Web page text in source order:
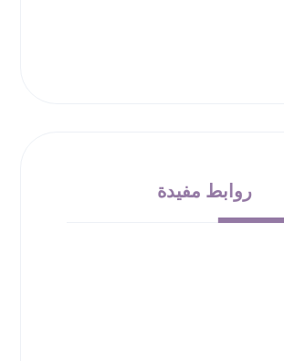
روابط مفيدة